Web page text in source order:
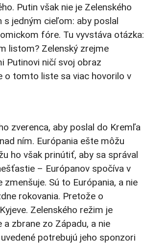
Putin však nie je Zelenského
jedným cieľom: aby poslal
fóre. Tu vyvstáva otázka:
listom? Zelenský zrejme
Putinovi ničí svoj obraz
o tomto liste sa viac hovorilo v
zverenca, aby poslal do Kremľa
ním. Európania ešte môžu
ho však prinútiť, aby sa správal
– Európanov spočíva v
Sú to Európania, a nie
rokovania. Pretože o
Zelenského režim je
zbrane zo Západu, a nie
potrebujú jeho sponzori